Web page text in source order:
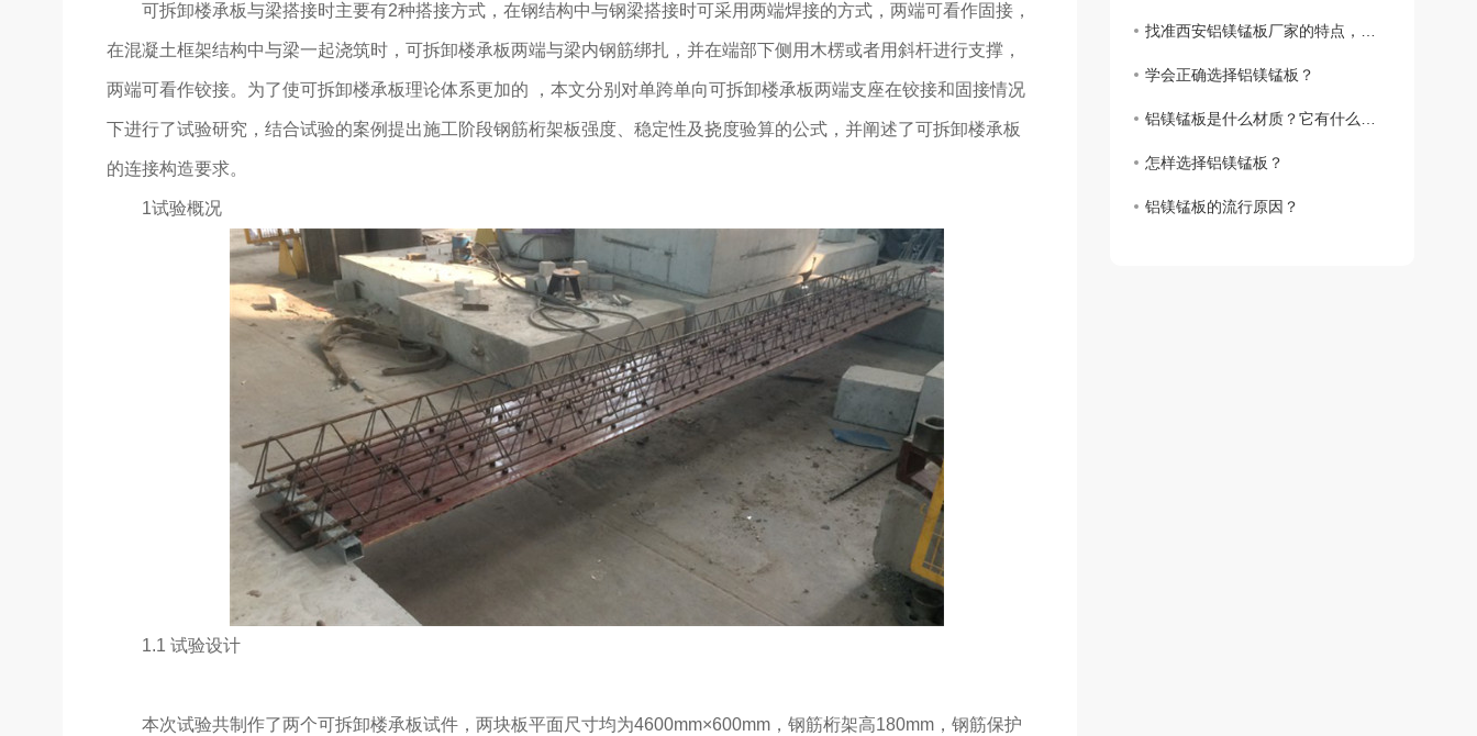
可拆卸楼承板与梁搭接时主要有2种搭接方式，在钢结构中与钢梁搭接时可采用两端焊接的方式，两端可看作固接，
在混凝土框架结构中与梁一起浇筑时，可拆卸楼承板两端与梁内钢筋绑扎，并在端部下侧用木楞或者用斜杆进行支撑，
两端可看作铰接。为了使可拆卸楼承板理论体系更加的 ，本文分别对单跨单向可拆卸楼承板两端支座在铰接和固接情况
下进行了试验研究，结合试验的案例提出施工阶段钢筋桁架板强度、稳定性及挠度验算的公式，并阐述了可拆卸楼承板
的连接构造要求。
1试验概况
1.1 试验设计
本次试验共制作了两个可拆卸楼承板试件，两块板平面尺寸均为4600mm×600mm，钢筋桁架高180mm，钢筋保护
找准西安铝镁锰板厂家的特点，避免选错制造企业
学会正确选择铝镁锰板？
铝镁锰板是什么材质？它有什么特点？
怎样选择铝镁锰板？
铝镁锰板的流行原因？